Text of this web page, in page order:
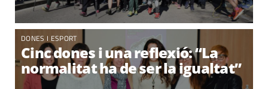
DONES I ESPORT
Cinc dones i una reflexió: “La
normalitat ha de ser la igualtat”